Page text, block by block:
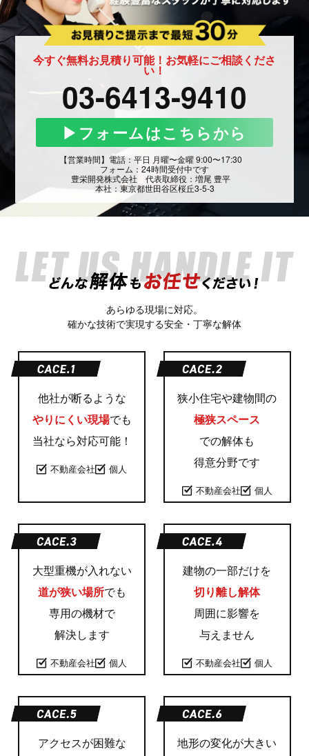
今すぐ無料お見積り可能！お気軽にご相談くださ
い！
03-6413-9410
▶︎フォームはこちらから
【営業時間】電話：平日 月曜〜金曜 9:00〜17:30
フォーム：24時間受付中です
豊栄開発株式会社 代表取締役：増尾 豊平
本社：東京都世田谷区桜丘3-5-3
あらゆる現場に対応。
確かな技術で実現する安全・丁寧な解体
他社が断るような
やりにくい現場でも
当社なら対応可能！
不動産会社 個人
狭小住宅や建物間の
極狭スペース
での解体も
得意分野です
不動産会社 個人
大型重機が入れない
道が狭い場所でも
専用の機材で
解決します
不動産会社 個人
建物の一部だけを
切り離し解体
周囲に影響を
与えません
不動産会社 個人
アクセスが困難な 地形の変化が大きい